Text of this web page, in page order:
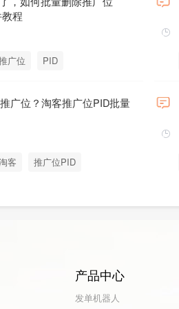
程
广位 PID
广位？淘客推广位PID批量
客 推广位PID
产品中心
发单机器人